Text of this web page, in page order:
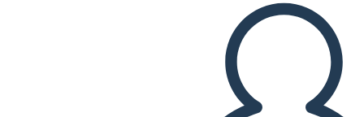
MAAK EEN STORYBOARD
DIAVOORSTELLING AFSPELEN
LEES MIJ VOOR